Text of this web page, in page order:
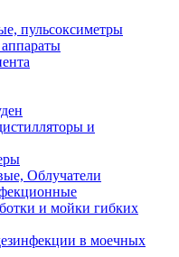
пульсоксиметры
и
Облучатели
и мойки гибких
в моечных